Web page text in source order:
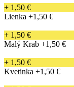
+ 1,50 €
Lienka +1,50 €
+ 1,50 €
Malý Krab +1,50 €
+ 1,50 €
Kvetinka +1,50 €